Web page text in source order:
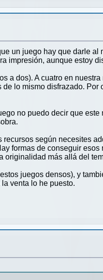
un juego hay que darle al
impresión, aunque estoy
a dos). A cuatro en
lo mismo disfrazado.
no puedo decir que
según necesites
formas de conseguir
originalidad más allá del
juegos densos), y
venta lo he puesto.